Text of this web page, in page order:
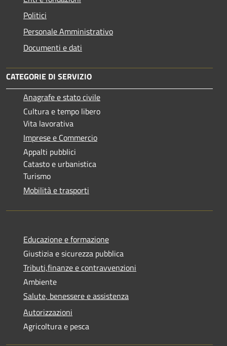
Politici
Personale Amministrativo
Documenti e dati
CATEGORIE DI SERVIZIO
Anagrafe e stato civile
Cultura e tempo libero
Vita lavorativa
Imprese e Commercio
Appalti pubblici
Catasto e urbanistica
Turismo
Mobilità e trasporti
Educazione e formazione
Giustizia e sicurezza pubblica
Tributi,finanze e contravvenzioni
Ambiente
Salute, benessere e assistenza
Autorizzazioni
Agricoltura e pesca